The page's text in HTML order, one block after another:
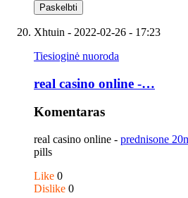
Xhtuin - 2022-02-26 - 17:23
Tiesioginė nuoroda
real casino online -…
Komentaras
real casino online - prednisone
pills
Like 0
Dislike 0